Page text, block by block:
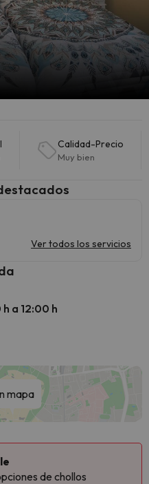
Calidad-Precio
Muy bien
Ver todos los servicios
a 12:00 h
mapa
de chollos